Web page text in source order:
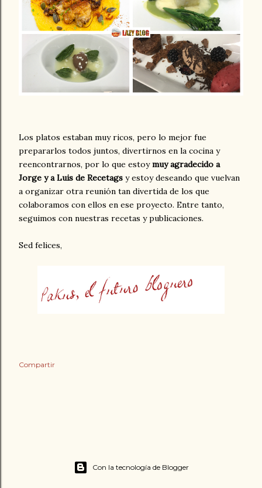
Los platos estaban muy ricos, pero lo mejor fue
prepararlos todos juntos, divertirnos en la cocina y
reencontrarnos, por lo que estoymuy agradecido a
Jorge y a Luis de Recetags y estoy deseando que vuelvan
a organizar otra reunión tan divertida de los que
colaboramos con ellos en ese proyecto. Entre tanto,
seguimos con nuestras recetas y publicaciones.
Sed felices,
Compartir
Con la tecnología de Blogger